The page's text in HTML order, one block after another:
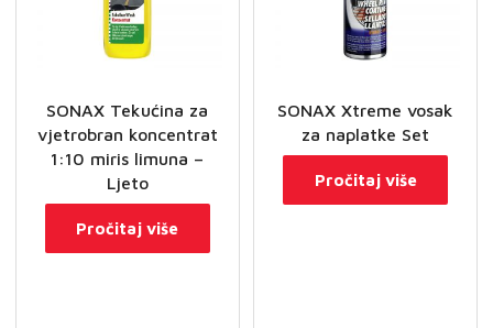
SONAX Tekućina za
vjetrobran koncentrat
1:10 miris limuna –
Ljeto
Pročitaj više
SONAX Xtreme vosak
za naplatke Set
Pročitaj više